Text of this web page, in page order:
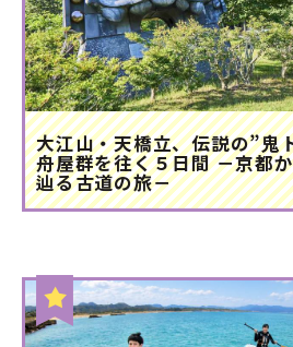
大江山・天橋立、伝説の”鬼
舟屋群を往く５日間 －京都
辿る古道の旅－